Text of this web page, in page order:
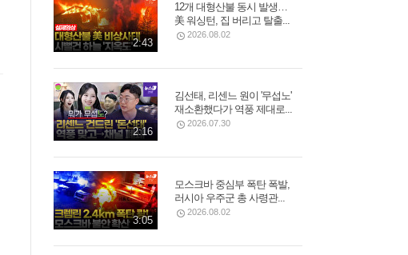
2:43
12개 대형산불 동시 발생…
美 워싱턴, 집 버리고 탈출...
2026.08.02
2:16
김선태, 리센느 원이 '무섭노'
재소환했다가 역풍 제대로...
2026.07.30
3:05
모스크바 중심부 폭탄 폭발,
러시아 우주군 총 사령관...
2026.08.02